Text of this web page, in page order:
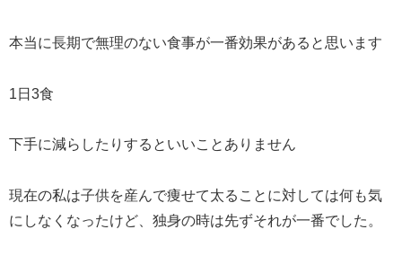
本当に長期で無理のない食事が一番効果があると思います
1日3食
下手に減らしたりするといいことありません
現在の私は子供を産んで痩せて太ることに対しては何も気
にしなくなったけど、独身の時は先ずそれが一番でした。